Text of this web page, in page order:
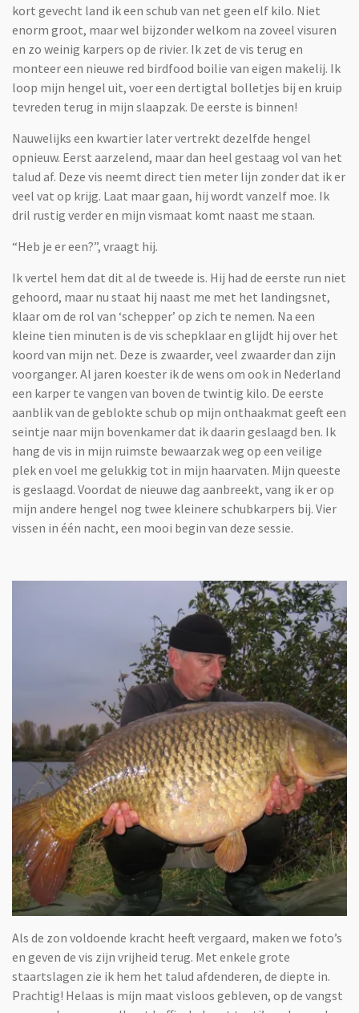
kort gevecht land ik een schub van net geen elf kilo. Niet
enorm groot, maar wel bijzonder welkom na zoveel visuren
en zo weinig karpers op de rivier. Ik zet de vis terug en
monteer een nieuwe red birdfood boilie van eigen makelij. Ik
loop mijn hengel uit, voer een dertigtal bolletjes bij en kruip
tevreden terug in mijn slaapzak. De eerste is binnen!
Nauwelijks een kwartier later vertrekt dezelfde hengel
opnieuw. Eerst aarzelend, maar dan heel gestaag vol van het
talud af. Deze vis neemt direct tien meter lijn zonder dat ik er
veel vat op krijg. Laat maar gaan, hij wordt vanzelf moe. Ik
dril rustig verder en mijn vismaat komt naast me staan.
“Heb je er een?”, vraagt hij.
Ik vertel hem dat dit al de tweede is. Hij had de eerste run niet
gehoord, maar nu staat hij naast me met het landingsnet,
klaar om de rol van ‘schepper’ op zich te nemen. Na een
kleine tien minuten is de vis schepklaar en glijdt hij over het
koord van mijn net. Deze is zwaarder, veel zwaarder dan zijn
voorganger. Al jaren koester ik de wens om ook in Nederland
een karper te vangen van boven de twintig kilo. De eerste
aanblik van de geblokte schub op mijn onthaakmat geeft een
seintje naar mijn bovenkamer dat ik daarin geslaagd ben. Ik
hang de vis in mijn ruimste bewaarzak weg op een veilige
plek en voel me gelukkig tot in mijn haarvaten. Mijn queeste
is geslaagd. Voordat de nieuwe dag aanbreekt, vang ik er op
mijn andere hengel nog twee kleinere schubkarpers bij. Vier
vissen in één nacht, een mooi begin van deze sessie.
Als de zon voldoende kracht heeft vergaard, maken we foto’s
en geven de vis zijn vrijheid terug. Met enkele grote
staartslagen zie ik hem het talud afdenderen, de diepte in.
Prachtig! Helaas is mijn maat visloos gebleven, op de vangst